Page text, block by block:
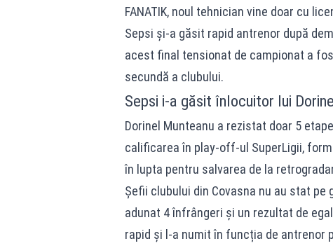
FANATIK, noul tehnician vine doar cu
Sepsi și-a găsit rapid antrenor după
acest final tensionat de campionat a
secundă a clubului.
Sepsi i-a găsit înlocuitor lui
Dorinel Munteanu a rezistat doar 5
calificarea în play-off-ul SuperLigii,
în lupta pentru salvarea de la
Șefii clubului din Covasna nu au stat pe
adunat 4 înfrângeri și un rezultat de
rapid și l-a numit în funcția de antrenor